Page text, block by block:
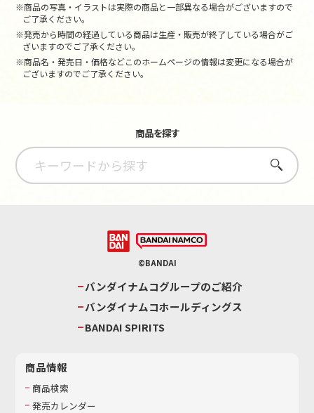
※商品の写真・イラストは実際の商品と一部異なる場合がございますので
ご了承ください。
※発売から時間の経過している商品は生産・販売が終了している場合がご
ざいますのでご了承ください。
※商品名・発売日・価格などこのホームページの情報は変更になる場合が
ございますのでご了承ください。
商品を探す
さがす
©BANDAI
バンダイナムコグループのご紹介
バンダイナムコホールディングス
BANDAI SPIRITS
商品情報
商品検索
発売カレンダー